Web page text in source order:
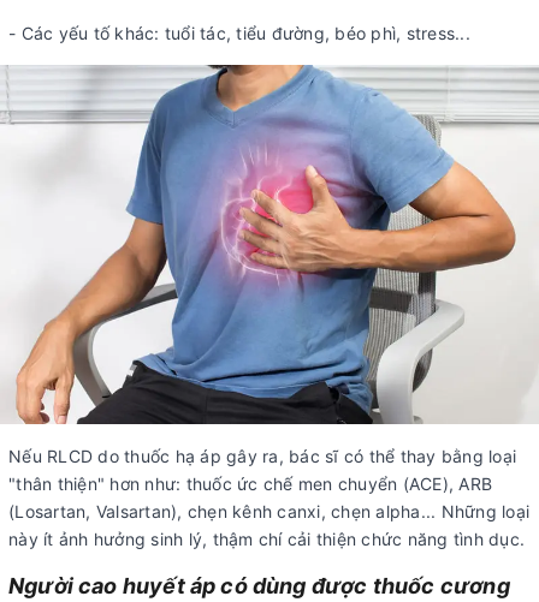
- Các yếu tố khác: tuổi tác, tiểu đường, béo phì, stress...
Nếu RLCD do thuốc hạ áp gây ra, bác sĩ có thể thay bằng loại
"thân thiện" hơn như: thuốc ức chế men chuyển (ACE), ARB
(Losartan, Valsartan), chẹn kênh canxi, chẹn alpha... Những loại
này ít ảnh hưởng sinh lý, thậm chí cải thiện chức năng tình dục.
Người cao huyết áp có dùng được thuốc cương